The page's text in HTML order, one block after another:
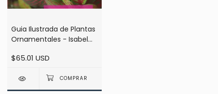
Guia Ilustrada de Plantas
Ornamentales - Isabel
$65.01 USD